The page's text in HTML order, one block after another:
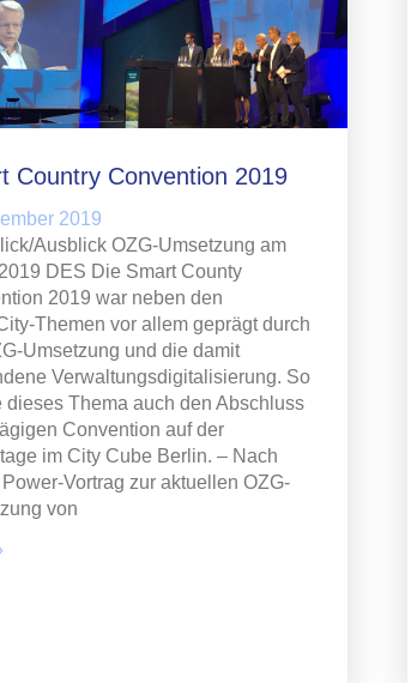
Country Convention 2019
2019
Ausblick OZG-Umsetzung am
DES Die Smart County
2019 war neben den
Themen vor allem geprägt durch
Umsetzung und die damit
Verwaltungsdigitalisierung. So
dieses Thema auch den Abschluss
Convention auf der
im City Cube Berlin. – Nach
Vortrag zur aktuellen OZG-
von